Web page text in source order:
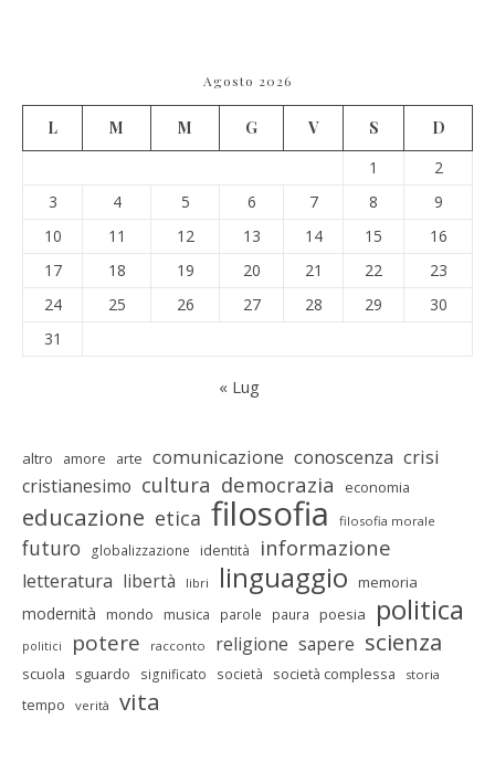
Agosto 2026
L M M G V S
D
1
2
3
4 5 6 7 8
9
10
11 12 13 14 15
16
17
18 19 20 21 22
23
24
25 26 27 28 29
30
31
« Lug
altro amore arte comunicazione conoscenza crisi
cristianesimo cultura democrazia economia
educazione etica filosofia filosofia morale
futuro globalizzazione identità informazione
letteratura libertà libri linguaggio memoria
modernità mondo musica parole paura poesia politica
politici potere racconto religione sapere scienza
scuola sguardo significato società società complessa storia
tempo verità vita